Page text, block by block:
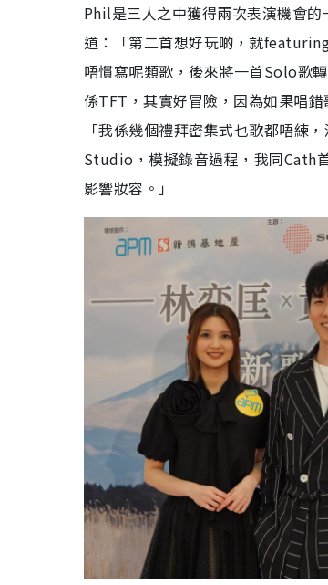
t
e
e
d
8
.
%
Phil是三人之中獲得兩次表演機會
道：「第二首想好玩啲，就
唔慣寫呢類歌，後來將一首Solo歌
係TFT，其實好冒險，因為如果唱
「我係幾個禮拜密集式乜歌都唔練
Studio，模擬錄音過程，我同Cath
影響妝容。」